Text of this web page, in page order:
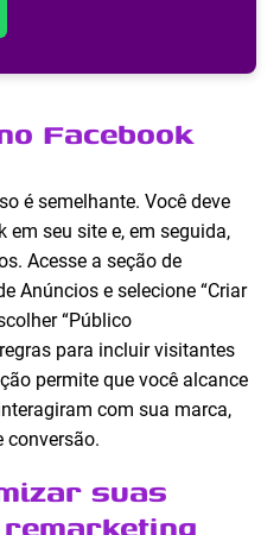
Facebook
é semelhante. Você deve
em seu site e, em seguida,
Acesse a seção de
Anúncios e selecione “Criar
“Público
para incluir visitantes
permite que você alcance
com sua marca,
conversão.
suas